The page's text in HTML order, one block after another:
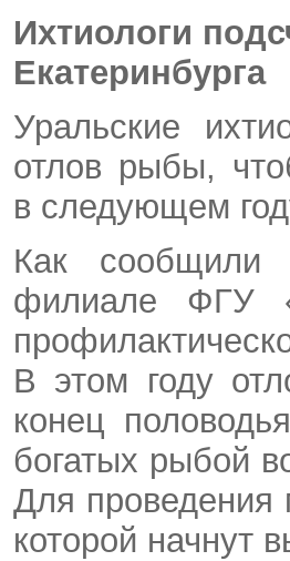
Ихтиологи
Екатеринбурга
Уральские
отлов рыбы,
в следующем
Как сообщили
филиале ФГУ
В этом году
конец
богатых рыбой
Для проведения
которой начнут